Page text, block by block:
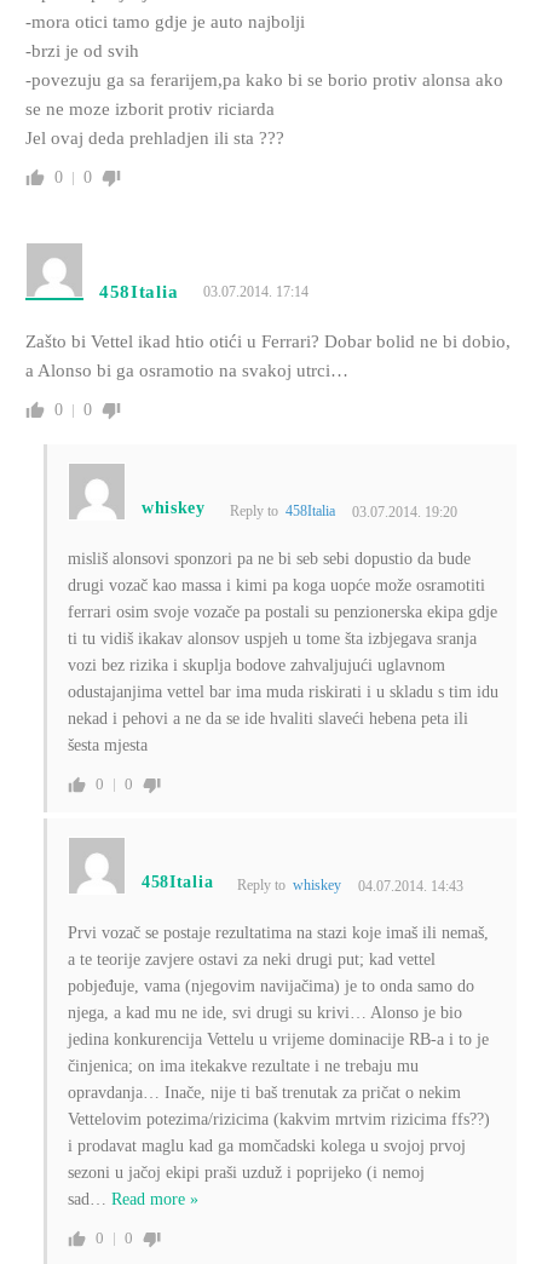
-mora otici tamo gdje je auto najbolji
-brzi je od svih
-povezuju ga sa ferarijem,pa kako bi se borio protiv alonsa ako
se ne moze izborit protiv riciarda
Jel ovaj deda prehladjen ili sta ???
0 0
458Italia 03.07.2014. 17:14
Zašto bi Vettel ikad htio otići u Ferrari? Dobar bolid ne bi dobio,
a Alonso bi ga osramotio na svakoj utrci…
0 0
whiskey Reply to 458Italia 03.07.2014. 19:20
misliš alonsovi sponzori pa ne bi seb sebi dopustio da bude
drugi vozač kao massa i kimi pa koga uopće može osramotiti
ferrari osim svoje vozače pa postali su penzionerska ekipa gdje
ti tu vidiš ikakav alonsov uspjeh u tome šta izbjegava sranja
vozi bez rizika i skuplja bodove zahvaljujući uglavnom
odustajanjima vettel bar ima muda riskirati i u skladu s tim idu
nekad i pehovi a ne da se ide hvaliti slaveći hebena peta ili
šesta mjesta
0 0
458Italia Reply towhiskey 04.07.2014. 14:43
Prvi vozač se postaje rezultatima na stazi koje imaš ili nemaš,
a te teorije zavjere ostavi za neki drugi put; kad vettel
pobjeđuje, vama (njegovim navijačima) je to onda samo do
njega, a kad mu ne ide, svi drugi su krivi… Alonso je bio
jedina konkurencija Vettelu u vrijeme dominacije RB-a i to je
činjenica; on ima itekakve rezultate i ne trebaju mu
opravdanja… Inače, nije ti baš trenutak za pričat o nekim
Vettelovim potezima/rizicima (kakvim mrtvim rizicima ffs??)
i prodavat maglu kad ga momčadski kolega u svojoj prvoj
sezoni u jačoj ekipi praši uzduž i poprijeko (i nemoj
sad… Read more »
0 0